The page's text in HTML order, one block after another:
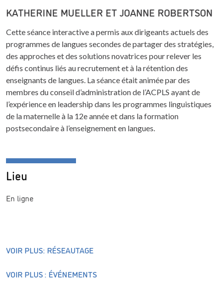
KATHERINE MUELLER ET JOANNE ROBERTSON
Cette séance interactive a permis aux dirigeants actuels des
programmes de langues secondes de partager des stratégies,
des approches et des solutions novatrices pour relever les
défis continus liés au recrutement et à la rétention des
enseignants de langues. La séance était animée par des
membres du conseil d’administration de l’ACPLS ayant de
l’expérience en leadership dans les programmes linguistiques
de la maternelle à la 12e année et dans la formation
postsecondaire à l’enseignement en langues.
Lieu
En ligne
VOIR PLUS: RÉSEAUTAGE
VOIR PLUS : ÉVÉNEMENTS